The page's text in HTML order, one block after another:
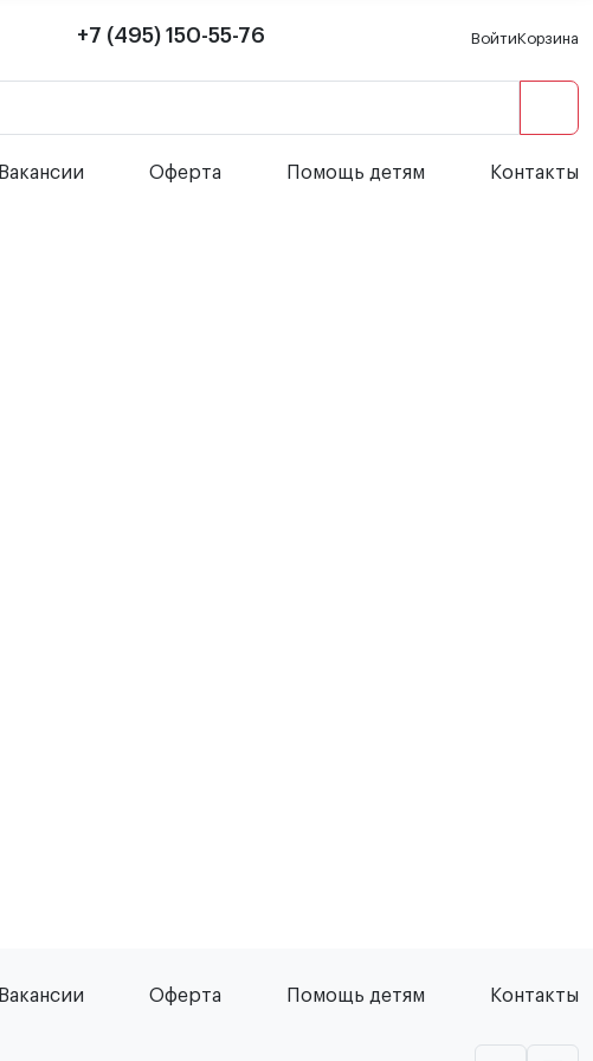
+7 (495) 150-55-76 ВойтиКорзина
Вакансии Оферта Помощь детям Контакты
Вакансии Оферта Помощь детям Контакты